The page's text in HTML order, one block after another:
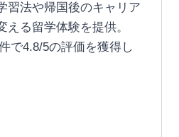
習法や帰国後のキャリア
る留学体験を提供。
で4.8/5の評価を獲得し